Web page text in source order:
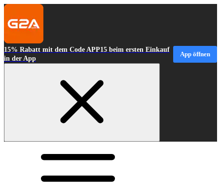
15% Rabatt mit dem Code APP15 beim ersten Einkauf
in der App
App öffnen